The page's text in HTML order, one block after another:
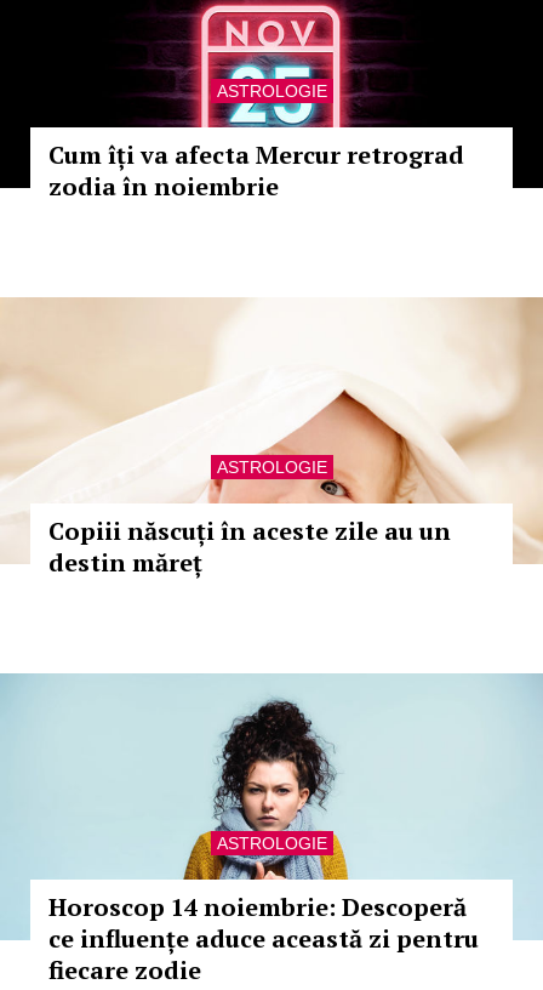
ASTROLOGIE
Cum îți va afecta Mercur retrograd
zodia în noiembrie
ASTROLOGIE
Copiii născuți în aceste zile au un
destin măreț
ASTROLOGIE
Horoscop 14 noiembrie: Descoperă
ce influențe aduce această zi pentru
fiecare zodie